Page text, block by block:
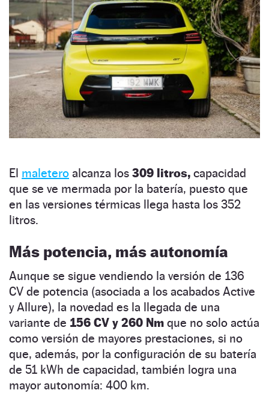
El maletero alcanza los 309 litros, capacidad
que se ve mermada por la batería, puesto que
en las versiones térmicas llega hasta los 352
litros.
Más potencia, más autonomía
Aunque se sigue vendiendo la versión de 136
CV de potencia (asociada a los acabados Active
y Allure), la novedad es la llegada de una
variante de 156 CV y 260 Nm que no solo actúa
como versión de mayores prestaciones, si no
que, además, por la configuración de su batería
de 51 kWh de capacidad, también logra una
mayor autonomía: 400 km.